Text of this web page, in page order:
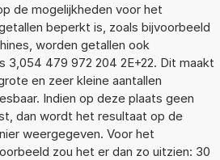
de mogelijkheden voor het
beperkt is, zoals bijvoorbeeld
worden getallen ook
3,054 479 972 204 2E+22. Dit maakt
en zeer kleine aantallen
Indien op deze plaats geen
dan wordt het resultaat op de
weergegeven. Voor het
zou het er dan zo uitzien: 30